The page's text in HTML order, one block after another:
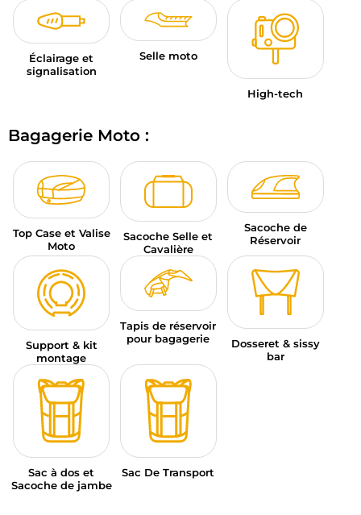
Éclairage et
signalisation
Selle moto
High-tech
Bagagerie Moto :
Top Case et Valise
Moto
Sacoche Selle et
Cavalière
Sacoche de
Réservoir
Support & kit
montage
Tapis de réservoir
pour bagagerie
Dosseret & sissy
bar
Sac à dos et
Sacoche de jambe
Sac De Transport